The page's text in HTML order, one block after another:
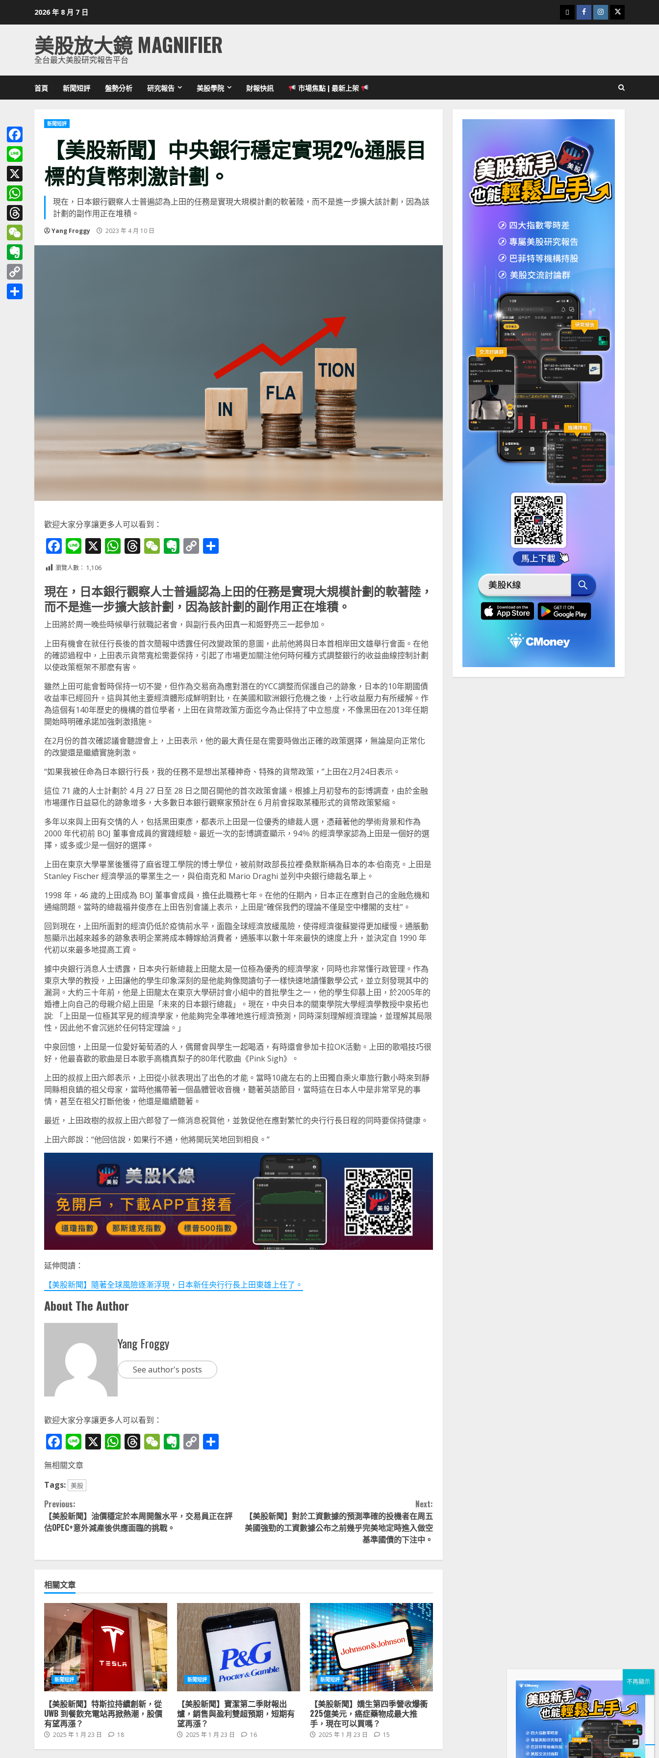
2026 年 8 月 7 日
下
載
Facebook
Instagram
Twitter
美股放大鏡 MAGNIFIER
全台最大美股研究報告平台
首頁 新聞短評 盤勢分析 研究報告 美股學院 財報快訊 市場焦點 | 最新上架
新聞短評
【美股新聞】中央銀行穩定實現2%通脹目
標的貨幣刺激計劃。
現在，日本銀行觀察人士普遍認為上田的任務是實現大規模計劃的軟著陸，而不是進一步擴大該計劃，因為該
計劃的副作用正在堆積。
Yang Froggy 2023 年 4 月 10 日
歡迎大家分享讓更多人可以看到：
Facebook
Line
X WhatsApp
Threads
WeChat
Evernote
Copy
Link
瀏覽人數： 1,106
現在，日本銀行觀察人士普遍認為上田的任務是實現大規模計劃的軟著陸，
而不是進一步擴大該計劃，因為該計劃的副作用正在堆積。
上田將於周一晚些時候舉行就職記者會，與副行長內田真一和姬野亮三一起參加。
上田有機會在就任行長後的首次簡報中透露任何改變政策的意圖，此前他將與日本首相岸田文雄舉行會面。在他
的確認過程中，上田表示貨幣寬松需要保持，引起了市場更加關注他何時何種方式調整銀行的收益曲線控制計劃
以使政策框架不那麽有害。
雖然上田可能會暫時保持一切不變，但作為交易商為應對潛在的YCC調整而保護自己的跡象，日本的10年期國債
收益率已經回升。這與其他主要經濟體形成鮮明對比，在美國和歐洲銀行危機之後，上行收益壓力有所緩解。作
為這個有140年歷史的機構的首位學者，上田在貨幣政策方面迄今為止保持了中立態度，不像黑田在2013年任期
開始時明確承諾加強刺激措施。
在2月份的首次確認議會聽證會上，上田表示，他的最大責任是在需要時做出正確的政策選擇，無論是向正常化
的改變還是繼續實施刺激。
“如果我被任命為日本銀行行長，我的任務不是想出某種神奇、特殊的貨幣政策，”上田在2月24日表示。
這位 71 歲的人士計劃於 4 月 27 日至 28 日之間召開他的首次政策會議。根據上月初發布的彭博調查，由於金融
市場運作日益惡化的跡象增多，大多數日本銀行觀察家預計在 6 月前會採取某種形式的貨幣政策緊縮。
多年以來與上田有交情的人，包括黑田東彥，都表示上田是一位優秀的總裁人選，憑藉著他的學術背景和作為
2000 年代初前 BOJ 董事會成員的實踐經驗。最近一次的彭博調查顯示，94％ 的經濟學家認為上田是一個好的選
擇，或多或少是一個好的選擇。
上田在東京大學畢業後獲得了麻省理工學院的博士學位，被前財政部長拉裡·桑默斯稱為日本的本·伯南克。上田是
Stanley Fischer 經濟學派的畢業生之一，與伯南克和 Mario Draghi 並列中央銀行總裁名單上。
1998 年，46 歲的上田成為 BOJ 董事會成員，擔任此職務七年。在他的任期內，日本正在應對自己的金融危機和
通縮問題。當時的總裁福井俊彥在上田告別會議上表示，上田是“確保我們的理論不僅是空中樓閣的支柱”。
回到現在，上田所面對的經濟仍低於疫情前水平，面臨全球經濟放緩風險，使得經濟復蘇變得更加緩慢。通脹動
態顯示出越來越多的跡象表明企業將成本轉嫁給消費者，通脹率以數十年來最快的速度上升，並決定自 1990 年
代初以來最多地提高工資。
據中央銀行消息人士透露，日本央行新總裁上田龍太是一位極為優秀的經濟學家，同時也非常懂行政管理。作為
東京大學的教授，上田讓他的學生印象深刻的是他能夠像閱讀句子一樣快速地讀懂數學公式，並立刻發現其中的
漏洞。大約三十年前，他是上田龍太在東京大學研討會小組中的首批學生之一，他的學生仰慕上田，於2005年的
婚禮上向自己的母親介紹上田是「未來的日本銀行總裁」。現在，中央日本的關東學院大學經濟學教授中泉拓也
說: 「上田是一位極其罕見的經濟學家，他能夠完全準確地進行經濟預測，同時深刻理解經濟理論，並理解其局限
性，因此他不會沉迷於任何特定理論。」
中泉回憶，上田是一位愛好葡萄酒的人，偶爾會與學生一起喝酒，有時還會參加卡拉OK活動。上田的歌唱技巧很
好，他最喜歡的歌曲是日本歌手高橋真梨子的80年代歌曲《Pink Sigh》。
上田的叔叔上田六郎表示，上田從小就表現出了出色的才能。當時10歲左右的上田獨自乘火車旅行數小時來到靜
岡縣相良鎮的祖父母家，當時他攜帶著一個晶體管收音機，聽著英語節目，當時這在日本人中是非常罕見的事
情，甚至在祖父打斷他後，他還是繼續聽著。
最近，上田政樹的叔叔上田六郎發了一條消息祝賀他，並敦促他在應對繁忙的央行行長日程的同時要保持健康。
上田六郎說：“他回信說，如果行不通，他將開玩笑地回到相良。”
延伸閱讀：
【美股新聞】隨著全球風險逐漸浮現，日本新任央行行長上田東雄上任了。
About The Author
Yang Froggy
See author's posts
歡迎大家分享讓更多人可以看到：
Facebook
Line
X WhatsApp
Threads
WeChat
Evernote
Copy
無相關文章
Tags: 美股
Continue
Reading
Previous:
【美股新聞】油價穩定於本周開盤水平，交易員正在評
估OPEC+意外減產後供應面臨的挑戰。
Next:
【美股新聞】對於工資數據的預測準確的投機者在周五
美國強勁的工資數據公布之前幾乎完美地定時進入做空
基準國債的下注中。
相關文章
新聞短評
【美股新聞】特斯拉持續創新，從
UWB 到餐飲充電站再掀熱潮，股價
有望再漲？
2025 年 1 月 23 日 18
新聞短評
【美股新聞】寶潔第二季財報出
爐，銷售與盈利雙超預期，短期有
望再漲？
2025 年 1 月 23 日 16
新聞短評
【美股新聞】嬌生第四季營收爆衝
225億美元，癌症藥物成最大推
手，現在可以買嗎？
2025 年 1 月 23 日 15
Facebook
Line
X
WhatsApp
Threads
WeChat
Evernote
Copy